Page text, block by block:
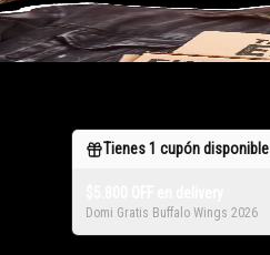
Tienes1 cupón disponible
Domi Gratis Buffalo Wings 2026